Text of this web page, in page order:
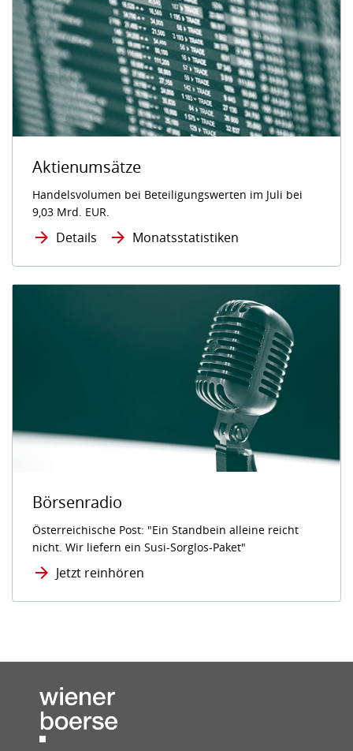
Aktienumsätze
Handelsvolumen bei Beteiligungswerten im Juli bei
9,03 Mrd. EUR.
Details Monatsstatistiken
Börsenradio
Österreichische Post: "Ein Standbein alleine reicht
nicht. Wir liefern ein Susi-Sorglos-Paket"
Jetzt reinhören